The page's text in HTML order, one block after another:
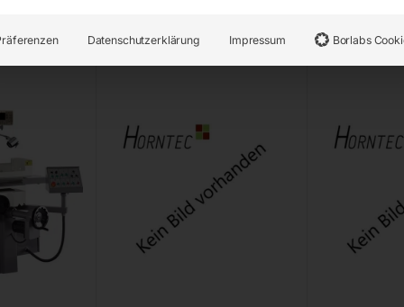
1000
Flächenschleifmaschine
Sockel zu
Datenschutzerklärung Impressum Borlabs